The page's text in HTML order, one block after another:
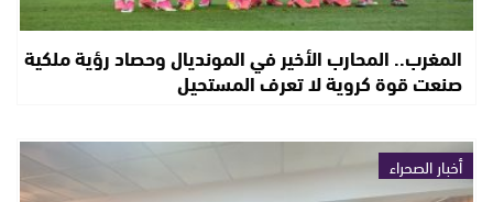
المغرب.. المحارب الأخير في المونديال وحصاد رؤية ملكية
صنعت قوة كروية لا تعرف المستحيل
أخبار الصحراء